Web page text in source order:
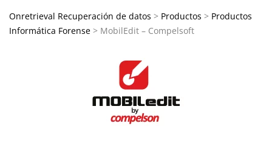
Onretrieval Recuperación de datos > Productos > Productos
Informática Forense > MobilEdit – Compelsoft